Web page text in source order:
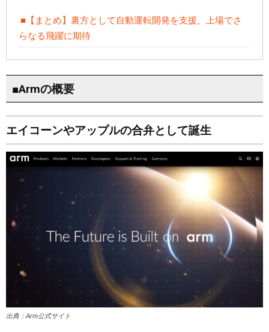
■【まとめ】裏方として自動運転開発を支援、上場でさ
らなる飛躍に期待
■Armの概要
エイコーンやアップルの合弁として誕生
出典：Arm公式サイト